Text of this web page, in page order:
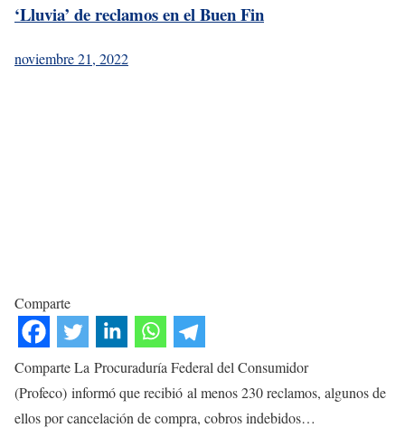
‘Lluvia’ de reclamos en el Buen Fin
noviembre 21, 2022
Comparte
Comparte La Procuraduría Federal del Consumidor
(Profeco) informó que recibió al menos 230 reclamos, algunos de
ellos por cancelación de compra, cobros indebidos…